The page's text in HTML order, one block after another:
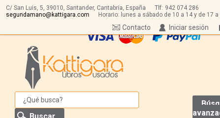
C/ San Luis, 5, 39010, Santander, Cantabria, España Tlf: 942 074 286
segundamano@kattigara.com
Horario: lunes a sábado de 10 a 14 y de 17 a
Iniciar sesión
Contacto